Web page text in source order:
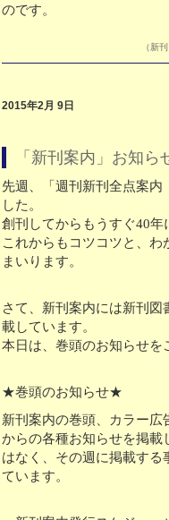
のです。
（新
2015年2月 9日
「新刊案内」お知
先週、「週刊新刊全点案内
した。
創刊してからもうすぐ40年
これからもコツコツと、
まいります。
さて、新刊案内には新刊
載しています。
本日は、巻頭のお知らせを
★巻頭のお知らせ★
新刊案内の巻頭、カラー広
からの各種お知らせを掲載
はなく、その週に掲載す
ています。